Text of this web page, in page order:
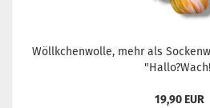
Wöllkchenwolle, mehr als
19,90 EUR